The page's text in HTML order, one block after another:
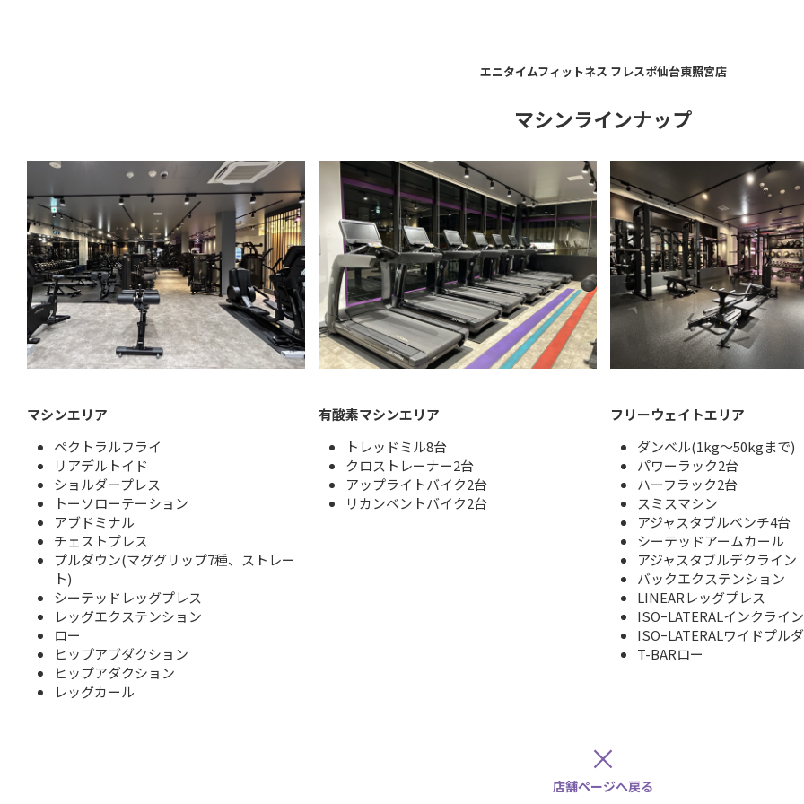
エニタイムフィットネス フレスポ仙台東照宮店
マシンラインナップ
マシンエリア
ペクトラルフライ
リアデルトイド
ショルダープレス
トーソローテーション
アブドミナル
チェストプレス
プルダウン(マググリップ7種、ストレー
ト)
シーテッドレッグプレス
レッグエクステンション
ロー
ヒップアブダクション
ヒップアダクション
レッグカール
有酸素マシンエリア
トレッドミル8台
クロストレーナー2台
アップライトバイク2台
リカンベントバイク2台
フリーウェイトエリア
ダンベル(1kg～50kgまで)
パワーラック2台
ハーフラック2台
スミスマシン
アジャスタブルベンチ4台
シーテッドアームカール
アジャスタブルデクライン
バックエクステンション
LINEARレッグプレス
ISOｰLATERALインクライ
ISOｰLATERALワイドプル
T-BARロー
×
店舗ページへ戻る